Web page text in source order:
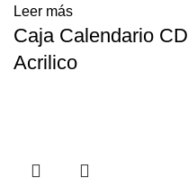
Leer más
Caja Calendario CD
Acrilico